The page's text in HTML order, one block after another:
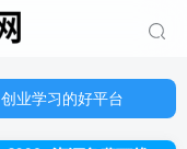
业学习的好平台
业学习的好平台
千网创课程和项目